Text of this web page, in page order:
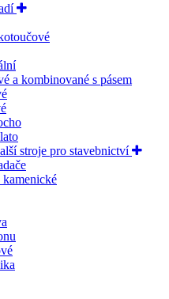
a kombinované s pásem
stroje pro stavebnictví